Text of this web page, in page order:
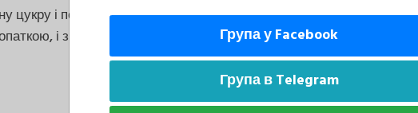
цукру і половину вершкового масла, ретельно втрутити
і зняти сковороду з вогню.
Група у Facebook
Група в Telegram